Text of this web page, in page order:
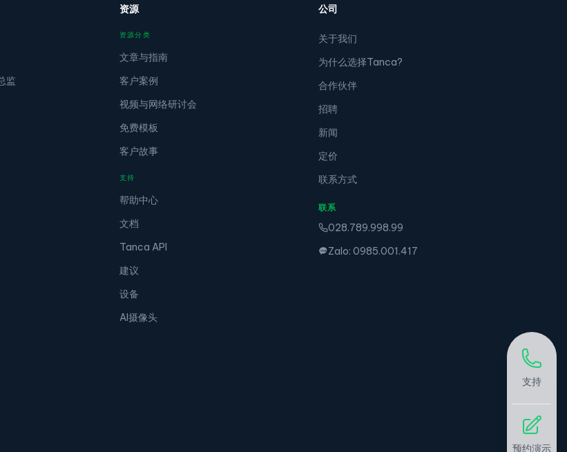
监
资源
资源分类
文章与指南
客户案例
视频与网络研讨会
免费模板
客户故事
支持
帮助中心
文档
Tanca API
建议
设备
AI摄像头
公司
关于我们
为什么选择Tanca?
合作伙伴
招聘
新闻
定价
联系方式
联系
028.789.998.99
Zalo: 0985.001.417
支持
预约演示